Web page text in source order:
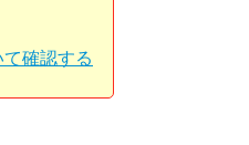
確認する